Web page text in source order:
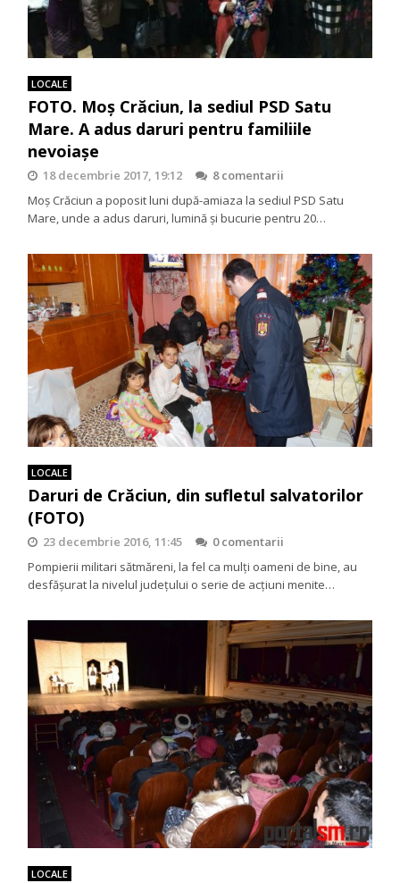
LOCALE
FOTO. Moș Crăciun, la sediul PSD Satu
Mare. A adus daruri pentru familiile
nevoiașe
18 decembrie 2017, 19:12
8 comentarii
Moș Crăciun a poposit luni după-amiaza la sediul PSD Satu
Mare, unde a adus daruri, lumină și bucurie pentru 20…
LOCALE
Daruri de Crăciun, din sufletul salvatorilor
(FOTO)
23 decembrie 2016, 11:45
0 comentarii
Pompierii militari sătmăreni, la fel ca mulţi oameni de bine, au
desfăşurat la nivelul judeţului o serie de acţiuni menite…
LOCALE